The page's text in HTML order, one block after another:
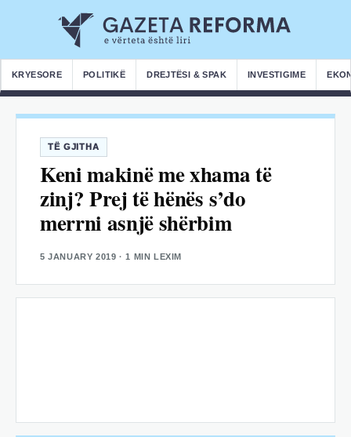
KRYESORE POLITIKË DREJTËSI & SPAK INVESTIGIME
TË GJITHA
Keni makinë me xhama të
zinj? Prej të hënës s’do
merrni asnjë shërbim
5 JANUARY 2019 · 1 MIN LEXIM